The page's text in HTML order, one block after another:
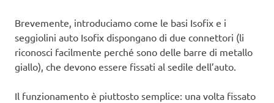
Brevemente, introduciamo come le basi Isofix e i
seggiolini auto Isofix dispongano di due connettori (li
riconosci facilmente perché sono delle barre di metallo
giallo), che devono essere fissati al sedile dell’auto.
Il funzionamento è piuttosto semplice: una volta fissato